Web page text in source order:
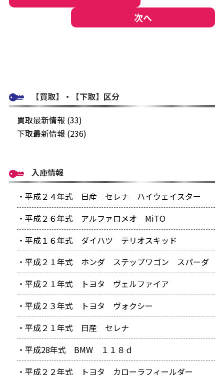
次へ
【買取】・【下取】区分
買取最新情報 (33)
下取最新情報 (236)
入庫情報
・平成２４年式 日産 セレナ ハイウェイスター
・平成２６年式 アルファロメオ MiTO
・平成１６年式 ダイハツ テリオスキッド
・平成２１年式 ホンダ ステップワゴン スパーダ
・平成２１年式 トヨタ ヴェルファイア
・平成２３年式 トヨタ ヴォクシー
・平成２１年式 日産 セレナ
・平成28年式 BMW １１８ｄ
・平成２２年式 トヨタ カローラフィールダー